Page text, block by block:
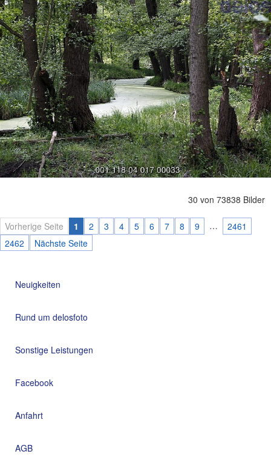
30 von 73838 Bilder
Vorherige Seite 1 2 3 4 5 6 7 8 9 …
2461
2462
Nächste Seite
Neuigkeiten
Rund um delosfoto
Sonstige Leistungen
Facebook
Anfahrt
AGB